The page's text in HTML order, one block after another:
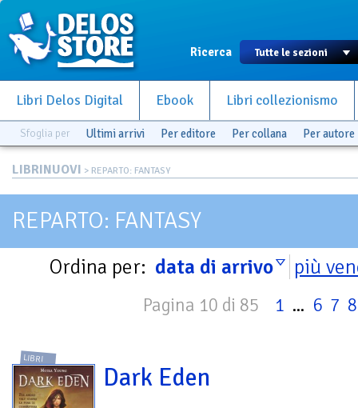
Ricerca
Libri Delos Digital Ebook Libri collezionismo
Sfoglia per Ultimi arrivi Per editore Per collana Per autore
LIBRINUOVI > REPARTO: FANTASY
REPARTO: FANTASY
Ordina per: data di arrivo più
Pagina 10 di 85 1 ... 6 7 8
LIBRI
Dark Eden